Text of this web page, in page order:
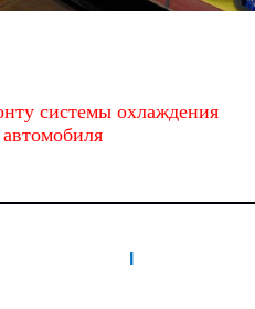
системы охлаждения